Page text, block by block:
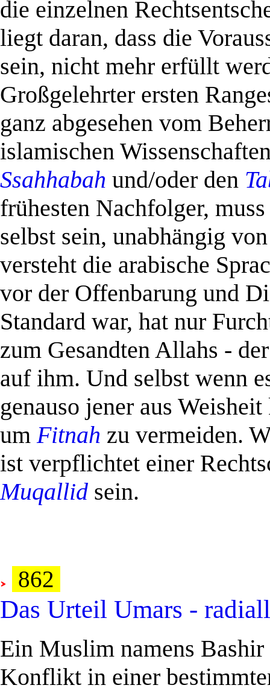
die einzelnen
liegt daran, dass die
sein, nicht mehr erfüllt
Großgelehrter ersten
ganz abgesehen vom
islamischen
Ssahhabah und/oder den
frühesten Nachfolger,
selbst sein, unabhängig
versteht die arabische
vor der Offenbarung und
Standard war, hat nur
zum Gesandten Allahs -
auf ihm. Und selbst wenn
genauso jener aus
umFitnah zu vermeiden.
ist verpflichtet einer
Muqallid sein.
862
Das Urteil Umars -
Ein Muslim namens
Konflikt in einer